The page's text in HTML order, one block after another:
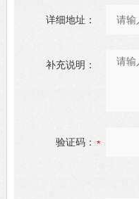
详细地址：
补充说明：
验证码：